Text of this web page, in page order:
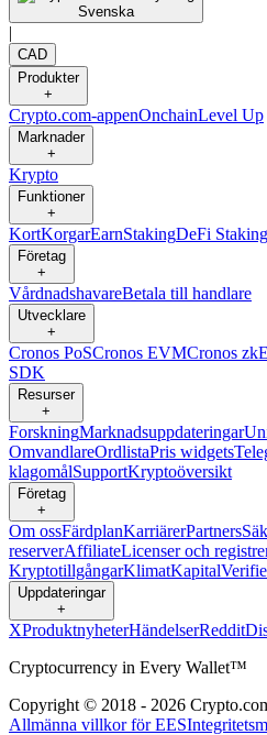
Svenska
|
CAD
Produkter
+
Crypto.com-appenOnchainLevel Up
Marknader
+
Krypto
Funktioner
+
KortKorgarEarnStakingDeFi Staking
Företag
+
VårdnadshavareBetala till handlare
Utvecklare
+
Cronos PoSCronos EVMCronos
SDK
Resurser
+
ForskningMarknadsuppdateringar
OmvandlareOrdlistaPris widgets
klagomålSupportKryptoöversikt
Företag
+
Om ossFärdplanKarriärerPartners
reserverAffiliateLicenser och
KryptotillgångarKlimatKapital
Uppdateringar
+
XProduktnyheterHändelserReddit
Cryptocurrency in Every Wallet™
Copyright © 2018 - 2026
Allmänna villkor för EES